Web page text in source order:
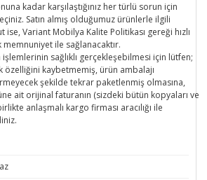
kadar karşılaştığınız her türlü sorun için
Satın almış olduğumuz ürünlerle ilgili
Variant Mobilya Kalite Politikası gereği hızlı
ile sağlanacaktır.
sağlıklı gerçekleşebilmesi için lütfen;
özelliğini kaybetmemiş, ürün ambalajı
şekilde tekrar paketlenmiş olmasına,
ait orijinal faturanın (sizdeki bütün kopyaları ve
anlaşmalı kargo firması aracılığı ile